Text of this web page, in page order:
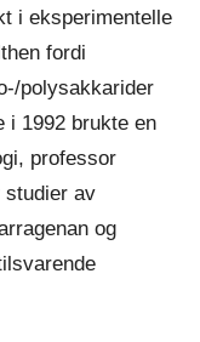
i eksperimentelle
fordi
polysakkarider
i 1992 brukte en
professor
studier av
og